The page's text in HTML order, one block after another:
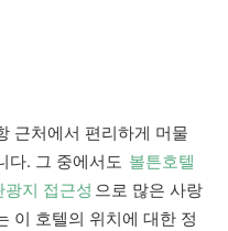
근처에서 편리하게 머물
다. 그 중에서도 볼튼호텔
지 접근성 으로 많은 사랑
이 호텔의 위치에 대한 정